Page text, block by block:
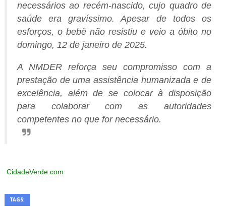
necessários ao recém-nascido, cujo quadro de
saúde era gravíssimo. Apesar de todos os
esforços, o bebê não resistiu e veio a óbito no
domingo, 12 de janeiro de 2025.
A NMDER reforça seu compromisso com a
prestação de uma assistência humanizada e de
excelência, além de se colocar à disposição
para colaborar com as autoridades
competentes no que for necessário.
CidadeVerde.com
TAGS: